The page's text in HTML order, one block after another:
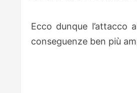
Ecco dunque l’attacco
conseguenze ben più